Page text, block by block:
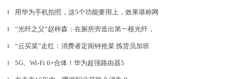
▎ 用华为手机拍照，这5个功能要用上，效果堪称网
▎ “光纤之父”赵梓森：在厕所旁造出第一根光纤，
▎ “云买菜”走红：消费者定闹钟抢菜 拣货员加班
▎ 5G、Wi-Fi 6+合体！华为超强路由器5